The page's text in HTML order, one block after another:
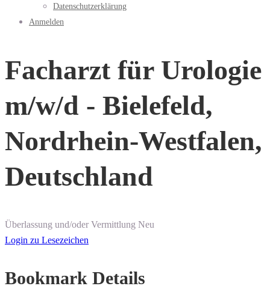
Datenschutzerklärung
Anmelden
Facharzt für Urologie
m/w/d - Bielefeld,
Nordrhein-Westfalen,
Deutschland
Überlassung und/oder Vermittlung Neu
Login zu Lesezeichen
Bookmark Details